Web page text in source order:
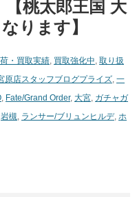
桃太郎王国 大
ります】
・買取実績, 買取強化中, 取り扱
原店スタッフブログプライズ, 一
, Fate/Grand Order, 大宮, ガチャガ
岩槻, ランサー/ブリュンヒルデ, ホ